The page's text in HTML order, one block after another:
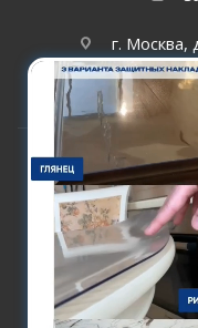
г. Москва,
Создание и